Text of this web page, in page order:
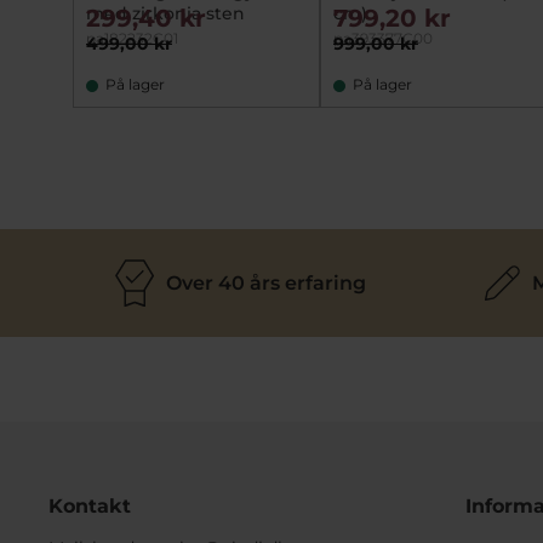
med zirkonia sten
pa182232C01
499,00 kr
299,40 kr
På lager
cm)
pa393377C00
999,00 kr
799,20 kr
På lager
Over 40 års erfaring
Kontakt